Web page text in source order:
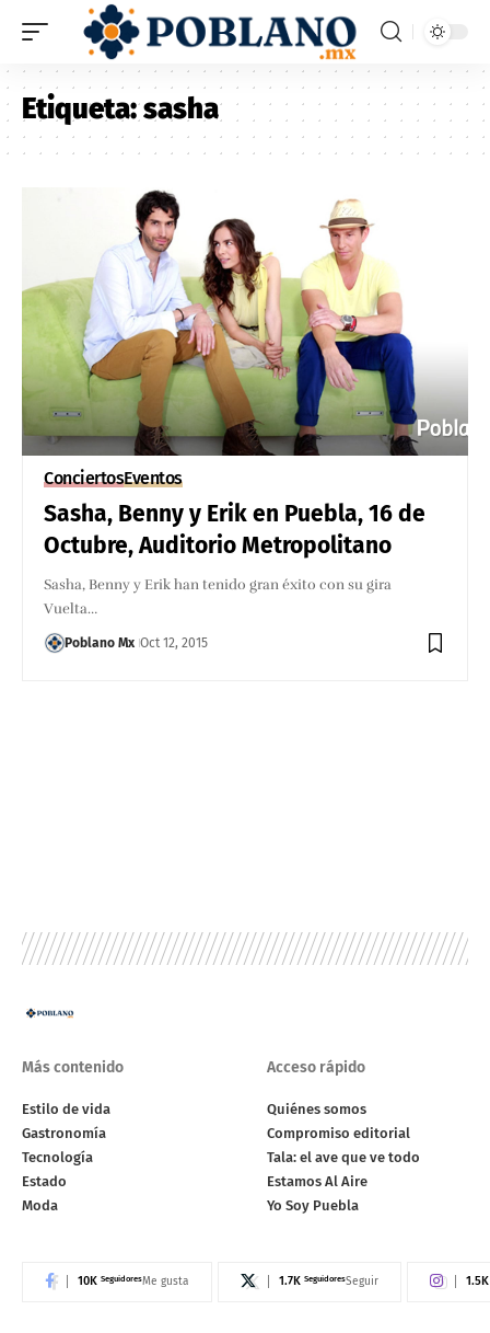
Etiqueta:sasha
ConciertosEventos
Sasha, Benny y Erik en Puebla, 16 de
Octubre, Auditorio Metropolitano
Sasha, Benny y Erik han tenido gran éxito con su gira
Vuelta…
Poblano Mx Oct 12, 2015
Más contenido
Estilo de vida
Gastronomía
Tecnología
Estado
Moda
Acceso rápido
Quiénes somos
Compromiso editorial
Tala: el ave que ve todo
Estamos Al Aire
Yo Soy Puebla
10K SeguidoresMe gusta 1.7K SeguidoresSeguir 1.5K